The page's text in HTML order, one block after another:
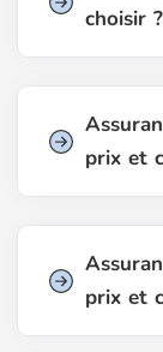
choisir ?
prix et
prix et